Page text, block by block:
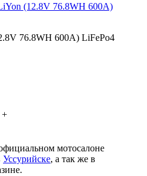
76.8WH 600A) LiFePo4
+
мотосалоне
Уссурийске, а так же в